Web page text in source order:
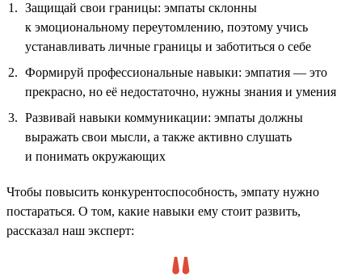
Защищай свои границы: эмпаты склонны
к эмоциональному переутомлению, поэтому учись
устанавливать личные границы и заботиться о себе
Формируй профессиональные навыки: эмпатия — это
прекрасно, но её недостаточно, нужны знания и умения
Развивай навыки коммуникации: эмпаты должны
выражать свои мысли, а также активно слушать
и понимать окружающих
Чтобы повысить конкурентоспособность, эмпату нужно
постараться. О том, какие навыки ему стоит развить,
рассказал наш эксперт: